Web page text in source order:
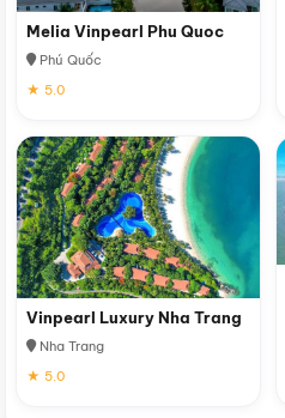
Melia Vinpearl Phu Quoc
Phú Quốc
★ 5.0
Vinpearl Luxury Nha Trang
Nha Trang
★ 5.0